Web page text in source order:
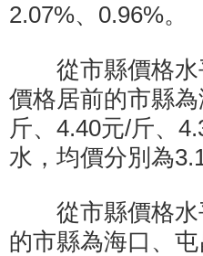
2.07%、0.96%。
從市縣價格水
價格居前的市縣
斤、4.40元/斤、
水，均價分別為
從市縣價格水
的市縣為海口、